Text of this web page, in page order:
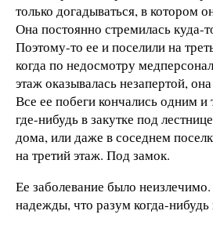
только догадываться, в котором
Она постоянно стремилась куда-
Поэтому-то ее и поселили на
когда по недосмотру
этаж оказывалась незапертой,
Все ее побеги кончались одним
где-нибудь в закутке под
дома, или даже в соседнем
на третий этаж. Под замок.
Ее заболевание было
надежды, что разум когда-нибудь